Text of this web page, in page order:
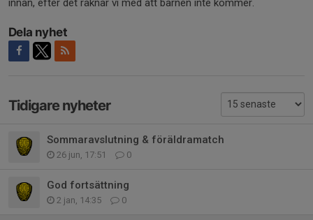
innan, efter det räknar vi med att barnen inte kommer.
Dela nyhet
Tidigare nyheter
Sommaravslutning & föräldramatch
26 jun, 17:51 0
God fortsättning
2 jan, 14:35 0